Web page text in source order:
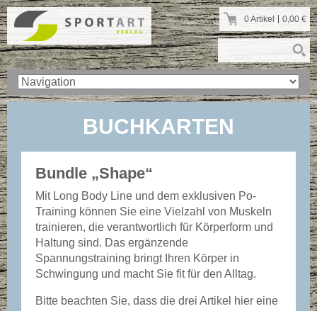
0 Artikel 0,00 €
BUCHKARTEN
Bundle „Shape“
Mit Long Body Line und dem exklusiven Po-
Training können Sie eine Vielzahl von Muskeln
trainieren, die verantwortlich für Körperform und
Haltung sind. Das ergänzende
Spannungstraining bringt Ihren Körper in
Schwingung und macht Sie fit für den Alltag.
Bitte beachten Sie, dass die drei Artikel hier eine